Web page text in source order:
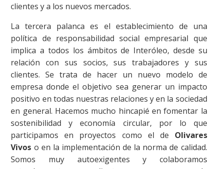
clientes y a los nuevos mercados.
La tercera palanca es el establecimiento de una
política de responsabilidad social empresarial que
implica a todos los ámbitos de Interóleo, desde su
relación con sus socios, sus trabajadores y sus
clientes. Se trata de hacer un nuevo modelo de
empresa donde el objetivo sea generar un impacto
positivo en todas nuestras relaciones y en la sociedad
en general. Hacemos mucho hincapié en fomentar la
sostenibilidad y economía circular, por lo que
participamos en proyectos como el de Olivares
Vivos o en la implementación de la norma de calidad.
Somos muy autoexigentes y colaboramos